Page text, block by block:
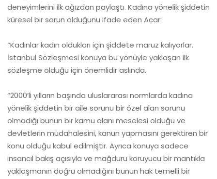
deneyimlerini ilk ağızdan paylaştı. Kadına yönelik şiddetin
küresel bir sorun olduğunu ifade eden Acar:
“Kadınlar kadın oldukları için şiddete maruz kalıyorlar.
İstanbul Sözleşmesi konuya bu yönüyle yaklaşan ilk
sözleşme olduğu için önemlidir aslında.
“2000’li yılların başında uluslararası normlarda kadına
yönelik şiddetin bir aile sorunu bir özel alan sorunu
olmadığı bunun bir kamu alanı meselesi olduğu ve
devletlerin müdahalesini, kanun yapmasını gerektiren bir
konu olduğu kabul edilmiştir. Ayrıca konuya sadece
insancıl bakış açısıyla ve mağduru koruyucu bir mantıkla
yaklaşmanın doğru olmadığını bunun hak temelli bir